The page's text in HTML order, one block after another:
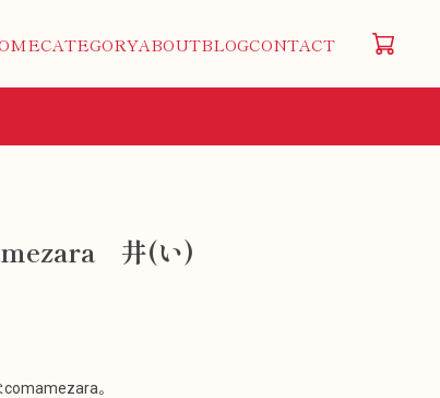
CATEGORYABOUTBLOGCONTACT
井(い)
。